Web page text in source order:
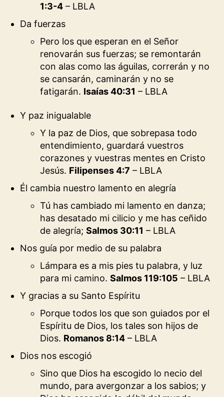
1:3-4 – LBLA
Da fuerzas
Pero los que esperan en el Señor
renovarán sus fuerzas; se remontarán
con alas como las águilas, correrán y no
se cansarán, caminarán y no se
fatigarán. Isaías 40:31 – LBLA
Y paz inigualable
Y la paz de Dios, que sobrepasa todo
entendimiento, guardará vuestros
corazones y vuestras mentes en Cristo
Jesús. Filipenses 4:7 – LBLA
Él cambia nuestro lamento en alegría
Tú has cambiado mi lamento en danza;
has desatado mi cilicio y me has ceñido
de alegría; Salmos 30:11 – LBLA
Nos guía por medio de su palabra
Lámpara es a mis pies tu palabra, y luz
para mi camino. Salmos 119:105 – LBLA
Y gracias a su Santo Espíritu
Porque todos los que son guiados por el
Espíritu de Dios, los tales son hijos de
Dios. Romanos 8:14 – LBLA
Dios nos escogió
Sino que Dios ha escogido lo necio del
mundo, para avergonzar a los sabios; y